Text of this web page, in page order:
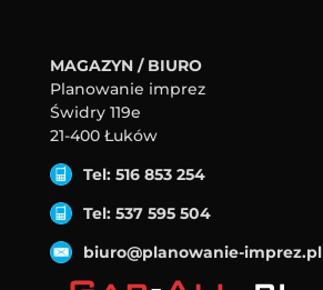
MAGAZYN / BIURO
Planowanie imprez
Świdry 119e
21-400 Łuków
Tel: 516 853 254
Tel: 537 595 504
biuro@planowanie-imprez.pl